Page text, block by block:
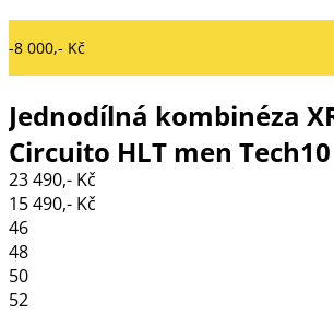
-8 000,- Kč
Jednodílná kombinéza
Circuito HLT men Tech10
black/white/fluo
23 490,- Kč
15 490,- Kč
46
48
50
52